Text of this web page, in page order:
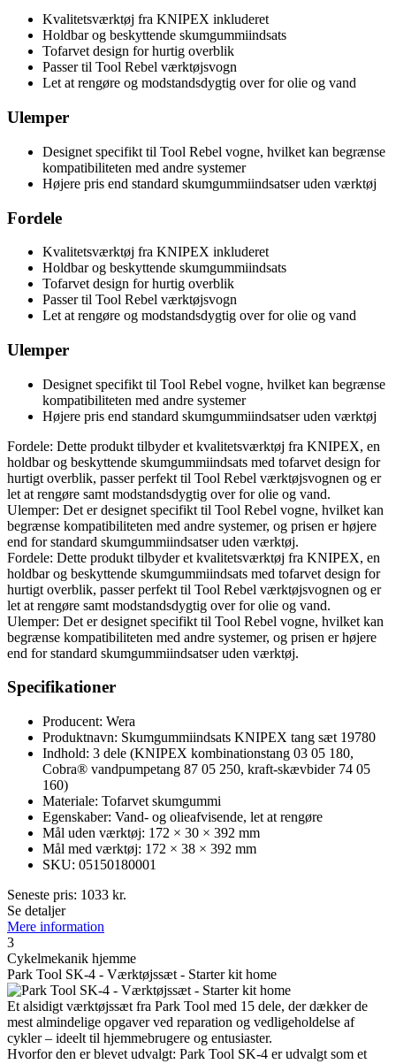
Kvalitetsværktøj fra KNIPEX inkluderet
Holdbar og beskyttende skumgummiindsats
Tofarvet design for hurtig overblik
Passer til Tool Rebel værktøjsvogn
Let at rengøre og modstandsdygtig over for olie og vand
Ulemper
Designet specifikt til Tool Rebel vogne, hvilket kan begrænse
kompatibiliteten med andre systemer
Højere pris end standard skumgummiindsatser uden værktøj
Fordele
Kvalitetsværktøj fra KNIPEX inkluderet
Holdbar og beskyttende skumgummiindsats
Tofarvet design for hurtig overblik
Passer til Tool Rebel værktøjsvogn
Let at rengøre og modstandsdygtig over for olie og vand
Ulemper
Designet specifikt til Tool Rebel vogne, hvilket kan begrænse
kompatibiliteten med andre systemer
Højere pris end standard skumgummiindsatser uden værktøj
Fordele: Dette produkt tilbyder et kvalitetsværktøj fra KNIPEX, en
holdbar og beskyttende skumgummiindsats med tofarvet design for
hurtigt overblik, passer perfekt til Tool Rebel værktøjsvognen og er
let at rengøre samt modstandsdygtig over for olie og vand.
Ulemper: Det er designet specifikt til Tool Rebel vogne, hvilket kan
begrænse kompatibiliteten med andre systemer, og prisen er højere
end for standard skumgummiindsatser uden værktøj.
Fordele: Dette produkt tilbyder et kvalitetsværktøj fra KNIPEX, en
holdbar og beskyttende skumgummiindsats med tofarvet design for
hurtigt overblik, passer perfekt til Tool Rebel værktøjsvognen og er
let at rengøre samt modstandsdygtig over for olie og vand.
Ulemper: Det er designet specifikt til Tool Rebel vogne, hvilket kan
begrænse kompatibiliteten med andre systemer, og prisen er højere
end for standard skumgummiindsatser uden værktøj.
Specifikationer
Producent: Wera
Produktnavn: Skumgummiindsats KNIPEX tang sæt 19780
Indhold: 3 dele (KNIPEX kombinationstang 03 05 180,
Cobra® vandpumpetang 87 05 250, kraft-skævbider 74 05
160)
Materiale: Tofarvet skumgummi
Egenskaber: Vand- og olieafvisende, let at rengøre
Mål uden værktøj: 172 × 30 × 392 mm
Mål med værktøj: 172 × 38 × 392 mm
SKU: 05150180001
Seneste pris: 1033 kr.
Se detaljer
Mere information
3
Cykelmekanik hjemme
Park Tool SK-4 - Værktøjssæt - Starter kit home
Et alsidigt værktøjssæt fra Park Tool med 15 dele, der dækker de
mest almindelige opgaver ved reparation og vedligeholdelse af
cykler – ideelt til hjemmebrugere og entusiaster.
Hvorfor den er blevet udvalgt: Park Tool SK-4 er udvalgt som et